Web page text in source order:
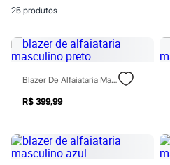
Casacos e Jaquetas
Macacões
Saias
Shorts e Bermudas
Vestidos
Bolsas
Cintos
Óculos
25 produtos
Blazer De Alfaiataria Masculino Preto
R$ 399,99